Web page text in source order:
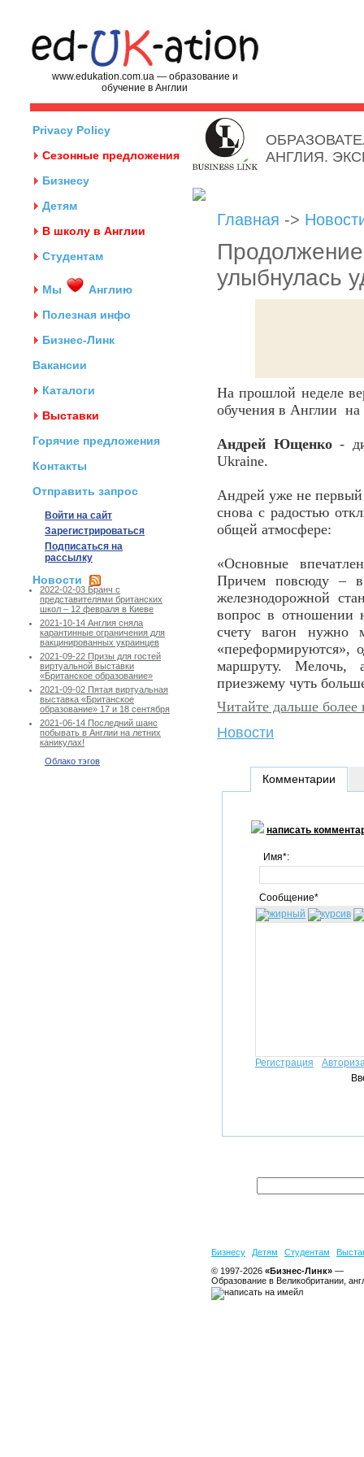
www.edukation.com.ua — образование и
обучение в Англии
Privacy Policy
Сезонные предложения
Бизнесу
Детям
В школу в Англии
Студентам
Мы
Англию
Полезная инфо
Бизнес-Линк
Вакансии
Каталоги
Выставки
Горячие предложения
Контакты
Отправить запрос
Войти на сайт
Зарегистрироваться
Подписаться на
рассылку
Новости
2022-02-03 Бранч с
представителями британских
школ – 12 февраля в Киеве
2021-10-14 Англия сняла
карантинные ограничения для
вакцинированных украинцев
2021-09-22 Призы для гостей
виртуальной выставки
«Британское образование»
2021-09-02 Пятая виртуальная
выставка «Британское
образование» 17 и 18 сентября
2021-06-14 Последний шанс
побывать в Англии на летних
каникулах!
Облако тэгов
АНГЛИЯ.
Главная ->
улыбнулась
На прошлой неделе
обучения в Англии
Андрей Ющенко-
Ukraine.
Андрей уже не первый
снова с радостью
общей атмосфере:
«Основные
Причем повсюду –
железнодорожной
вопрос в отношении
счету вагон нужно
«переформируются»,
маршруту. Мелочь,
приезжему чуть
Читайте дальше более
Новости
Комментарии
написать
Имя*:
Сообщение*
Регистрация
Бизнесу Детям Студентам
© 1997-2026 «Бизнес-Линк» —
Образование в Великобритании,